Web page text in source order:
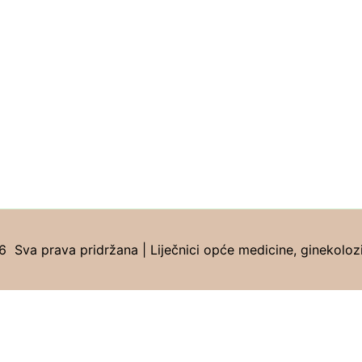
Sva prava pridržana | Liječnici opće medicine,